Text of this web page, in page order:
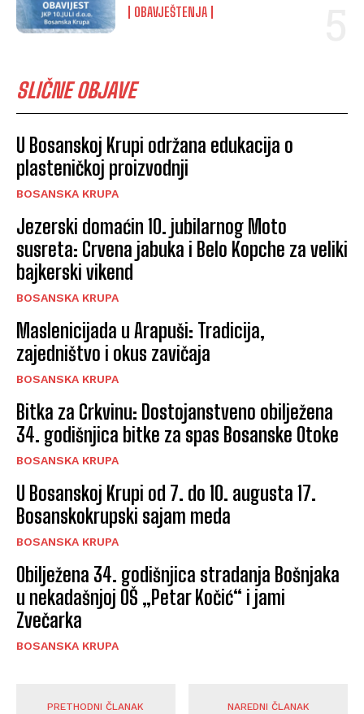
OBAVJEŠTENJA
SLIČNE OBJAVE
U Bosanskoj Krupi održana edukacija o
plasteničkoj proizvodnji
BOSANSKA KRUPA
Jezerski domaćin 10. jubilarnog Moto
susreta: Crvena jabuka i Belo Kopche za veliki
bajkerski vikend
BOSANSKA KRUPA
Maslenicijada u Arapuši: Tradicija,
zajedništvo i okus zavičaja
BOSANSKA KRUPA
Bitka za Crkvinu: Dostojanstveno obilježena
34. godišnjica bitke za spas Bosanske Otoke
BOSANSKA KRUPA
U Bosanskoj Krupi od 7. do 10. augusta 17.
Bosanskokrupski sajam meda
BOSANSKA KRUPA
Obilježena 34. godišnjica stradanja Bošnjaka
u nekadašnjoj OŠ „Petar Kočić“ i jami
Zvečarka
BOSANSKA KRUPA
PRETHODNI ČLANAK NAREDNI ČLANAK